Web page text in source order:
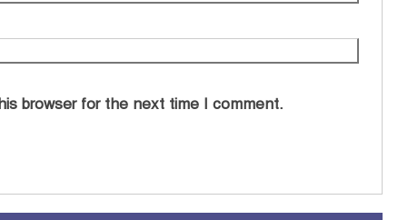
browser for the next time I comment.